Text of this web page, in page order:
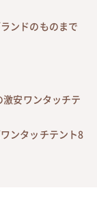
ンドのものまで
安ワンタッチテ
ンタッチテント8